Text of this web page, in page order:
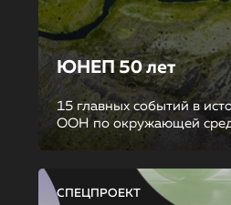
ЮНЕП 50 лет
15 главных событий в
ООН по окружающей
СПЕЦПРОЕКТ